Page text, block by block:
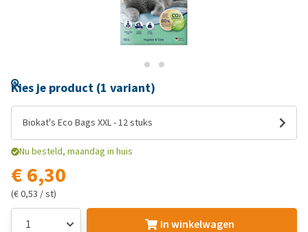
Kies je product (1 variant)
Biokat's Eco Bags XXL - 12 stuks
Nu besteld, maandag in huis
€ 6,30
(€ 0,53 / st)
In winkelwagen